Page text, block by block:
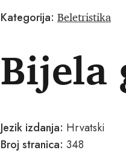
Kategorija: Beletristika
Bijela
Jezik izdanja: Hrvatski
Broj stranica: 348